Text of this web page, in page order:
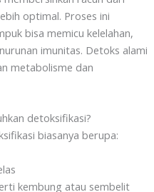
optimal. Proses ini
bisa memicu kelelahan,
imunitas. Detoks alami
metabolisme dan
detoksifikasi?
biasanya berupa:
kembung atau sembelit